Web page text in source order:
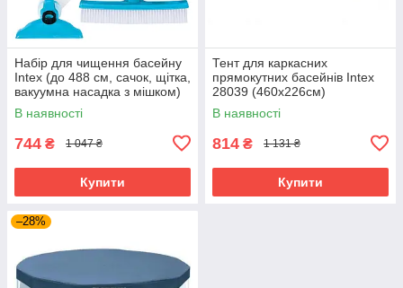
Набір для чищення басейну
Intex (до 488 см, сачок, щітка,
вакуумна насадка з мішком)
29056
В наявності
744 ₴ 1 047 ₴
Купити
Тент для каркасних
прямокутних басейнів Intex
28039 (460x226см)
В наявності
814 ₴ 1 131 ₴
Купити
–28%